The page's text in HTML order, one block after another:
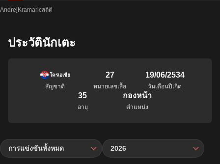
AndrejKramaricสถิติ
ประวัตินักเตะ
โครเอเชีย
สัญชาติ
27
หมายเลขเสื้อ
19/06/2534
วันเดือนปีเกิด
35
อายุ
กองหน้า
ตำแหน่ง
การแข่งขันทั้งหมด 2026